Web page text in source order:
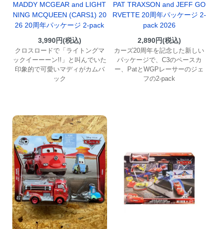
MADDY MCGEAR and LIGHT
NING MCQUEEN (CARS1) 20
26 20周年パッケージ 2-pack
3,990円(税込)
クロスロードで「ライトングマ
ックイーーーン!!」と叫んでいた
印象的で可愛いマディがカムバ
ック
PAT TRAXSON and JEFF GO
RVETTE 20周年パッケージ 2-
pack 2026
2,890円(税込)
カーズ20周年を記念した新しい
パッケージで、C3のペースカ
ー、PatとWGPレーサーのジェ
フの2-pack